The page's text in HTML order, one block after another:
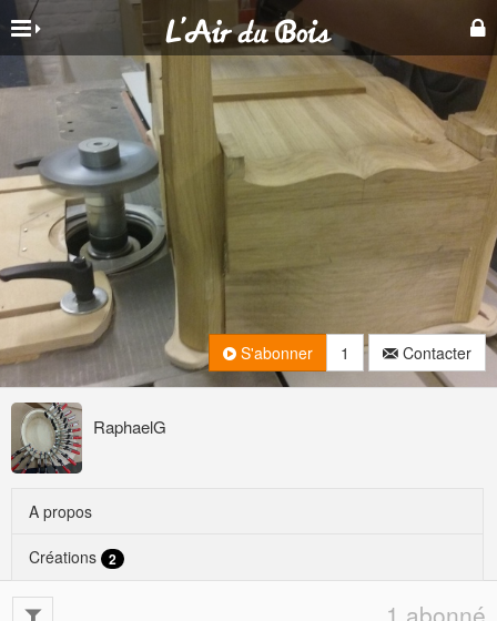
RaphaelG
S'abonner 1 Contacter
A propos
Créations 2